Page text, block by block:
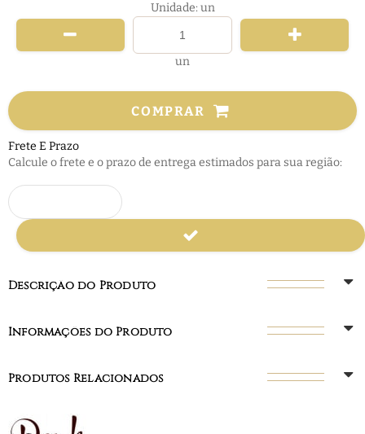
Unidade: un
un
COMPRAR
Frete E Prazo
Calcule o frete e o prazo de entrega estimados para sua região:
Descrição do Produto
Informações do Produto
Produtos Relacionados